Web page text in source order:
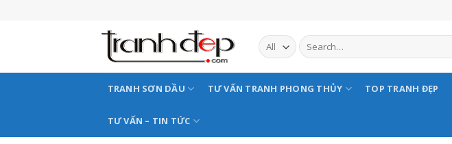
TRANH SƠN DẦU TƯ VẤN TRANH PHONG THỦY TOP TRANH ĐẸP
TƯ VẤN – TIN TỨC